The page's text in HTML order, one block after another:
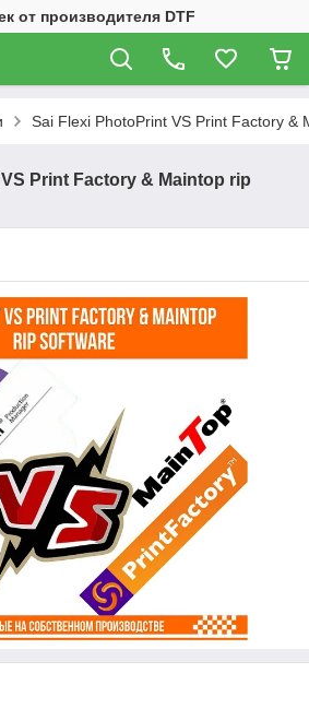
от производителя DTF
Sai Flexi PhotoPrint VS Print Factory &
Print Factory & Maintop rip